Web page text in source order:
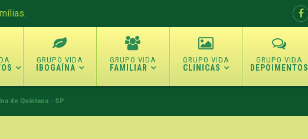
IBOGAÍNA FAMILIAR CLINICAS DEPOIMENTOS
de Quintana - SP